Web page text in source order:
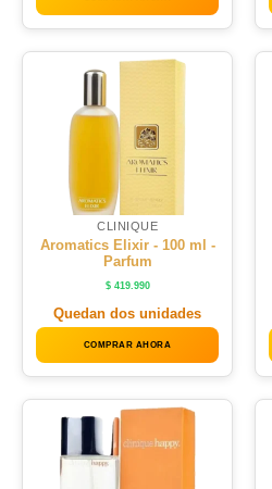
CLINIQUE
Aromatics Elixir - 100 ml -
Parfum
$419.990
Quedan dos unidades
COMPRAR AHORA